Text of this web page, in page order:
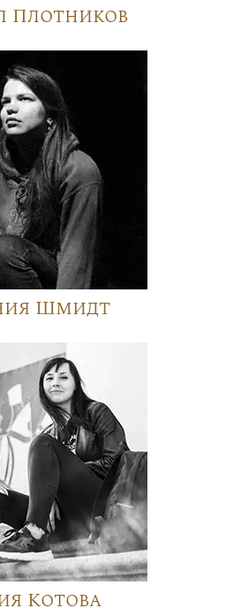
Плотников
Шмидт
Котова